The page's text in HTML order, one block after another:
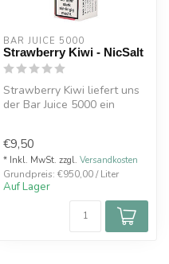
BAR JUICE 5000
Strawberry Kiwi - NicSalt
Strawberry Kiwi liefert uns
der Bar Juice 5000 ein
€9,50
* Inkl. MwSt. zzgl. Versandkosten
Grundpreis: €950,00 / Liter
Auf Lager